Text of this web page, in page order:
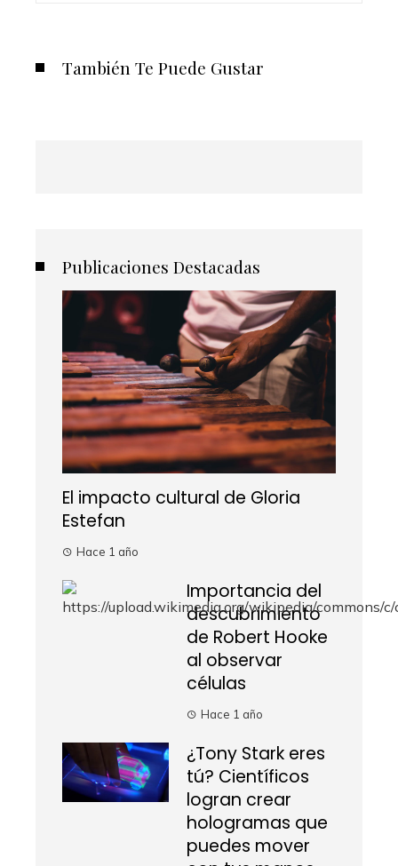
También Te Puede Gustar
Publicaciones Destacadas
El impacto cultural de Gloria
Estefan
Hace 1 año
Importancia del
descubrimiento
de Robert Hooke
al observar
células
Hace 1 año
¿Tony Stark eres
tú? Científicos
logran crear
hologramas que
puedes mover